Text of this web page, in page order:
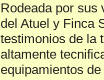
Rodeada por sus
del Atuel y Finca
testimonios de la
altamente
equipamientos